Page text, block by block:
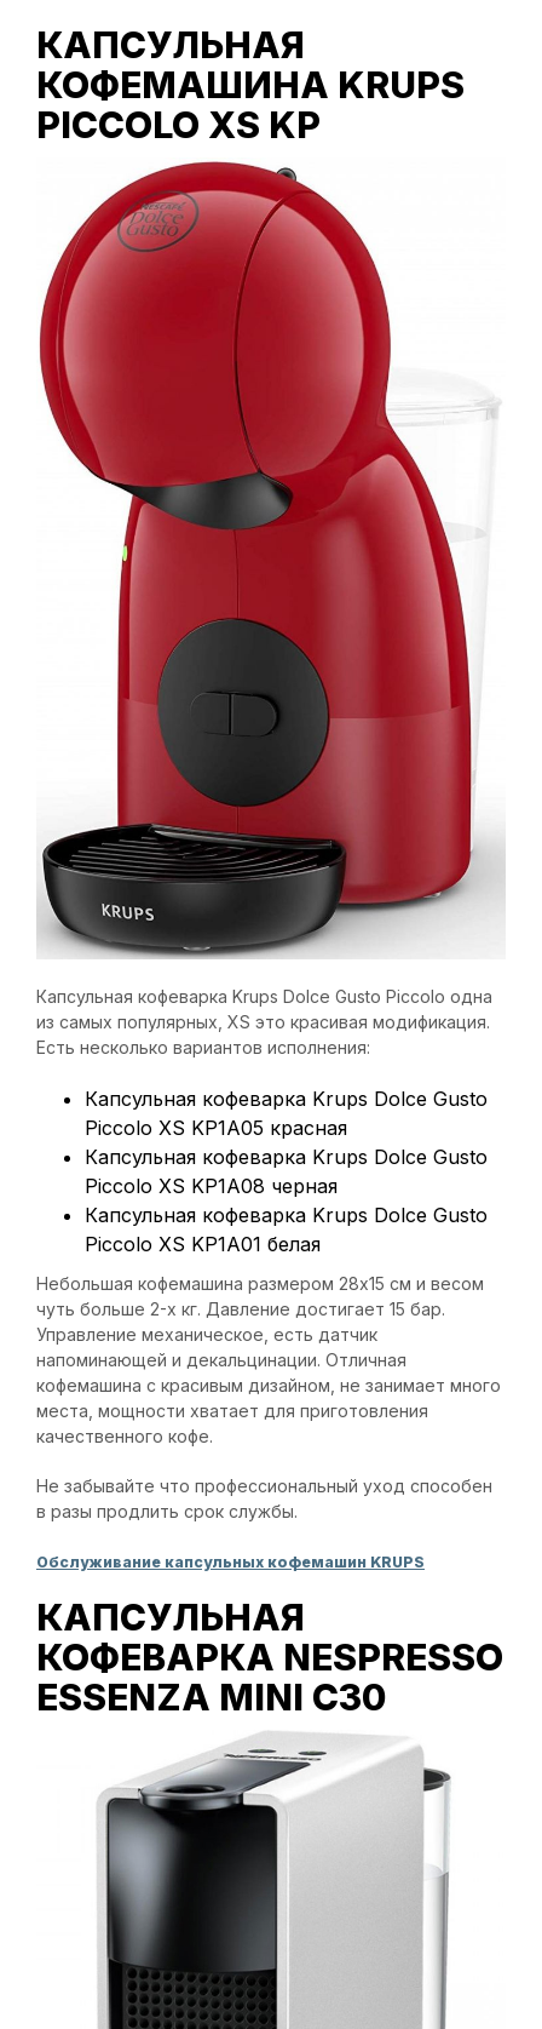
КАПСУЛЬНАЯ
КОФЕМАШИНА KRUPS
PICCOLO XS KP
Капсульная кофеварка Krups Dolce Gusto Piccolo одна
из самых популярных, XS это красивая модификация.
Есть несколько вариантов исполнения:
Капсульная кофеварка Krups Dolce Gusto
Piccolo XS KP1A05 красная
Капсульная кофеварка Krups Dolce Gusto
Piccolo XS KP1A08 черная
Капсульная кофеварка Krups Dolce Gusto
Piccolo XS KP1A01 белая
Небольшая кофемашина размером 28x15 см и весом
чуть больше 2-х кг. Давление достигает 15 бар.
Управление механическое, есть датчик
напоминающей и декальцинации. Отличная
кофемашина с красивым дизайном, не занимает много
места, мощности хватает для приготовления
качественного кофе.
Не забывайте что профессиональный уход способен
в разы продлить срок службы.
Обслуживание капсульных кофемашин KRUPS
КАПСУЛЬНАЯ
КОФЕВАРКА NESPRESSO
ESSENZA MINI C30